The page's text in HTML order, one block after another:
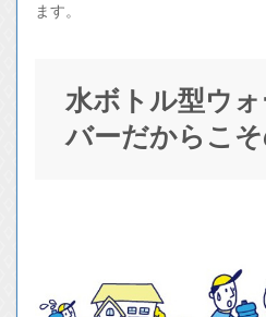
ます。
水ボトル型ウ
バーだからこ